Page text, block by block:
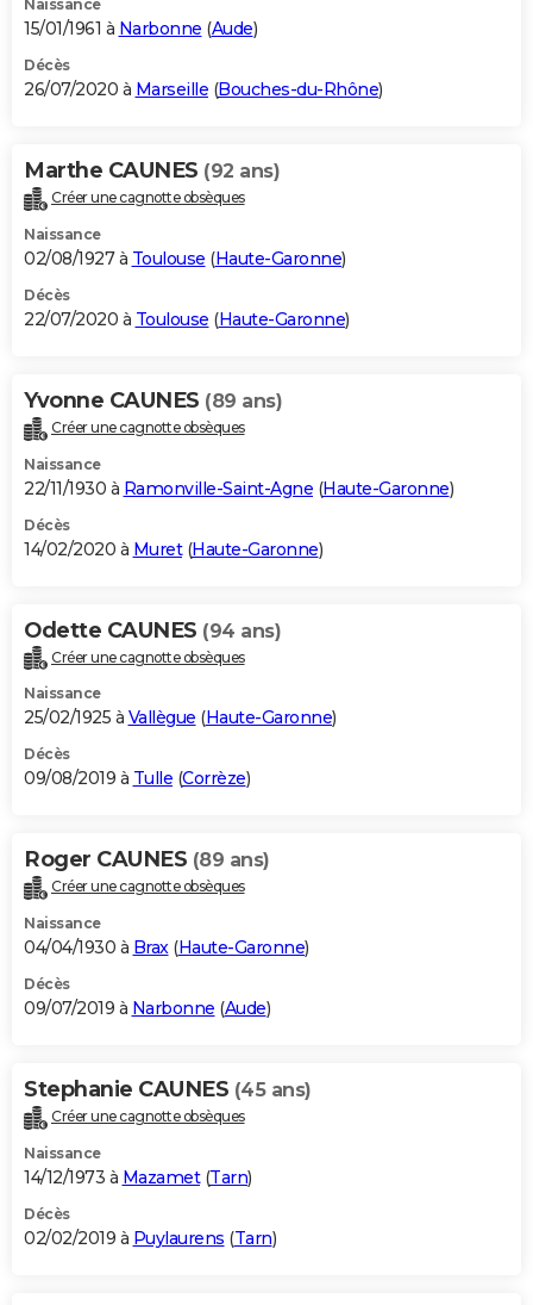
Naissance
15/01/1961 à Narbonne (Aude)
Décès
26/07/2020 à Marseille (Bouches-du-Rhône)
Marthe CAUNES (92 ans)
Créer une cagnotte obsèques
Naissance
02/08/1927 à Toulouse (Haute-Garonne)
Décès
22/07/2020 à Toulouse (Haute-Garonne)
Yvonne CAUNES (89 ans)
Créer une cagnotte obsèques
Naissance
22/11/1930 à Ramonville-Saint-Agne (Haute-Garonne)
Décès
14/02/2020 à Muret(Haute-Garonne)
Odette CAUNES (94 ans)
Créer une cagnotte obsèques
Naissance
25/02/1925 à Vallègue (Haute-Garonne)
Décès
09/08/2019 à Tulle (Corrèze)
Roger CAUNES (89 ans)
Créer une cagnotte obsèques
Naissance
04/04/1930 à Brax(Haute-Garonne)
Décès
09/07/2019 à Narbonne (Aude)
Stephanie CAUNES (45 ans)
Créer une cagnotte obsèques
Naissance
14/12/1973 à Mazamet(Tarn)
Décès
02/02/2019 à Puylaurens (Tarn)